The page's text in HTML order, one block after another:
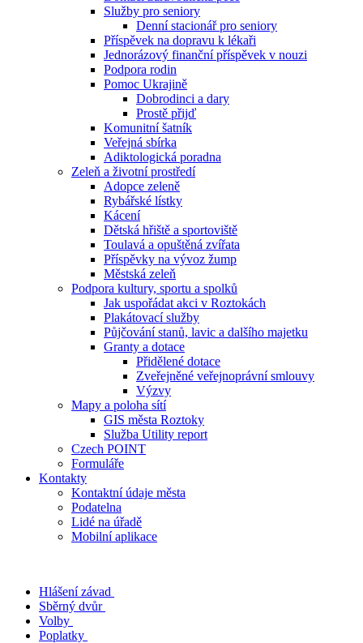
Služby pro seniory
Denní stacionář pro seniory
Příspěvek na dopravu k lékaři
Jednorázový finanční příspěvek v nouzi
Podpora rodin
Pomoc Ukrajině
Dobrodinci a dary
Prostě přijď
Komunitní šatník
Veřejná sbírka
Adiktologická poradna
Zeleň a životní prostředí
Adopce zeleně
Rybářské lístky
Kácení
Dětská hřiště a sportoviště
Toulavá a opuštěná zvířata
Příspěvky na vývoz žump
Městská zeleň
Podpora kultury, sportu a spolků
Jak uspořádat akci v Roztokách
Plakátovací služby
Půjčování stanů, lavic a dalšího majetku
Granty a dotace
Přidělené dotace
Zveřejněné veřejnoprávní smlouvy
Výzvy
Mapy a poloha sítí
GIS města Roztoky
Služba Utility report
Czech POINT
Formuláře
Kontakty
Kontaktní údaje města
Podatelna
Lidé na úřadě
Mobilní aplikace
Hlášení závad
Sběrný dvůr
Volby
Poplatky